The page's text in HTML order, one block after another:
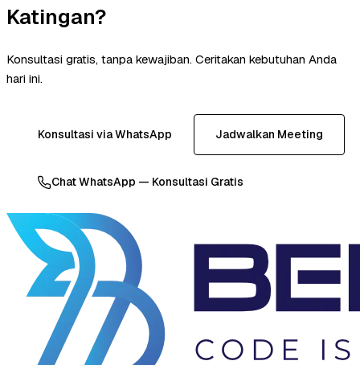
Katingan?
Konsultasi gratis, tanpa kewajiban. Ceritakan kebutuhan Anda
hari ini.
Konsultasi via WhatsApp Jadwalkan Meeting
Chat WhatsApp — Konsultasi Gratis